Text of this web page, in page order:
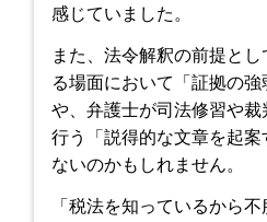
感じていました。
また、法令解釈の前提と
る場面において「証拠の
や、弁護士が司法修習や
行う「説得的な文章を起
ないのかもしれません。
「税法を知っているから